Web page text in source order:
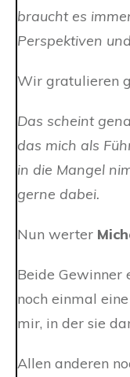
braucht es
Perspektiven
Wir gratulieren
Das scheint
das mich als
in die Mangel
gerne dabei.
Nun werter
Beide Gewinner
noch einmal
mir, in der sie
Allen anderen